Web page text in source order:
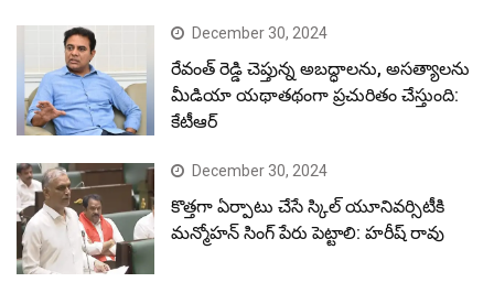
December 30, 2024
రేవంత్ రెడ్డి చెప్తున్న అబద్ధాలను, అసత్యాలను
మీడియా యథాతథంగా ప్రచురితం చేస్తుంది:
కేటీఆర్
December 30, 2024
కొత్తగా ఏర్పాటు చేసే స్కిల్ యూనివర్సిటీకి
మన్మోహన్ సింగ్ పేరు పెట్టాలి: హరీష్ రావు